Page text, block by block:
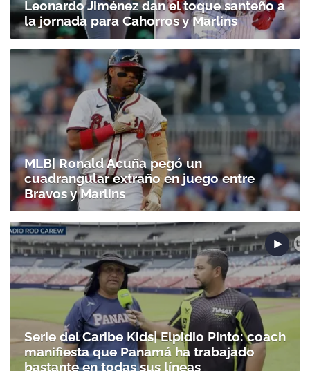
Gracias por suscribirte a nuestro boletín.
ACEPTAR
Leonardo Jiménez dan el toque santeño a
la jornada para Cahorros y Marlins
MLB| Ronald Acuña pegó un
cuadrangular extraño en juego entre
Bravos y Marlins
Serie del Caribe Kids| Elpidio Pinto: coach
manifiesta que Panamá ha trabajado
bastante en todas sus líneas